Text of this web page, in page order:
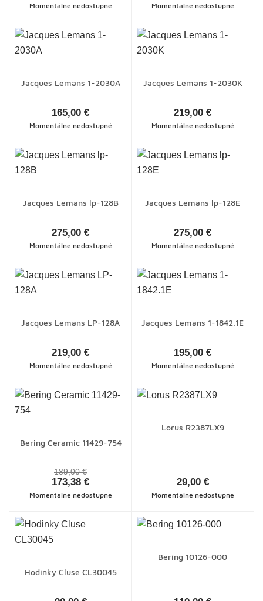
Momentálne nedostupné Momentálne nedostupné
Jacques Lemans 1-2030A
165,00 €
Momentálne nedostupné
Jacques Lemans 1-2030K
219,00 €
Momentálne nedostupné
Jacques Lemans lp-128B
275,00 €
Momentálne nedostupné
Jacques Lemans lp-128E
275,00 €
Momentálne nedostupné
Jacques Lemans LP-128A
219,00 €
Momentálne nedostupné
Jacques Lemans 1-1842.1E
195,00 €
Momentálne nedostupné
Bering Ceramic 11429-754
189,00 €
173,38 €
Momentálne nedostupné
Lorus R2387LX9
29,00 €
Momentálne nedostupné
Hodinky Cluse CL30045
Bering 10126-000